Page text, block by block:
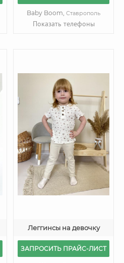
Baby Boom,Ставрополь
Показать телефоны
Леггинсы на девочку
ЗАПРОСИТЬ ПРАЙС-ЛИСТ